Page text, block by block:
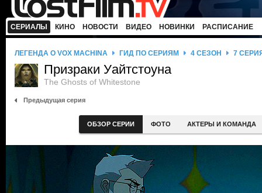
СЕРИАЛЫ КИНО НОВОСТИ ВИДЕО НОВИНКИ РАСПИСАНИЕ
ЛЕГЕНДА О VOX MACHINA ГИД ПО СЕРИЯМ 4 СЕЗОН 7
Призраки Уайтстоуна
The Ghosts of Whitestone
Предыдущая серия
ОБЗОР СЕРИИ ФОТО АКТЕРЫ И КОМАНДА